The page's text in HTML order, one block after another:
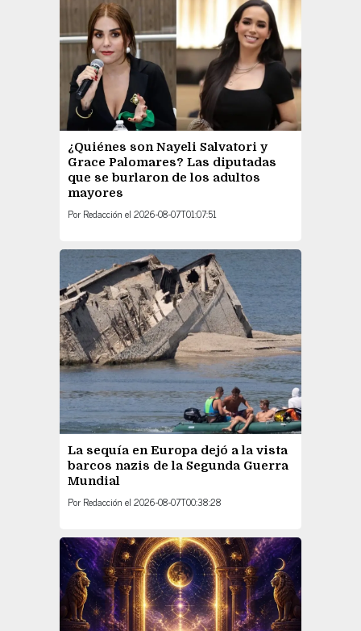
¿Quiénes son Nayeli Salvatori y
Grace Palomares? Las diputadas
que se burlaron de los adultos
mayores
Por Redacción el 2026-08-07T01:07:51
La sequía en Europa dejó a la vista
barcos nazis de la Segunda Guerra
Mundial
Por Redacción el 2026-08-07T00:38:28